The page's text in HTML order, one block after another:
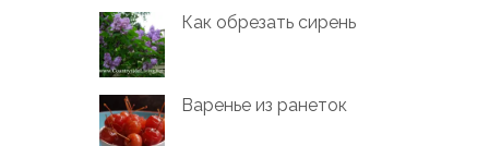
Как обрезать сирень
Варенье из ранеток